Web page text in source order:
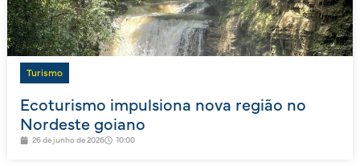
Turismo
Ecoturismo impulsiona nova região no
Nordeste goiano
26 de junho de 2026 10:00